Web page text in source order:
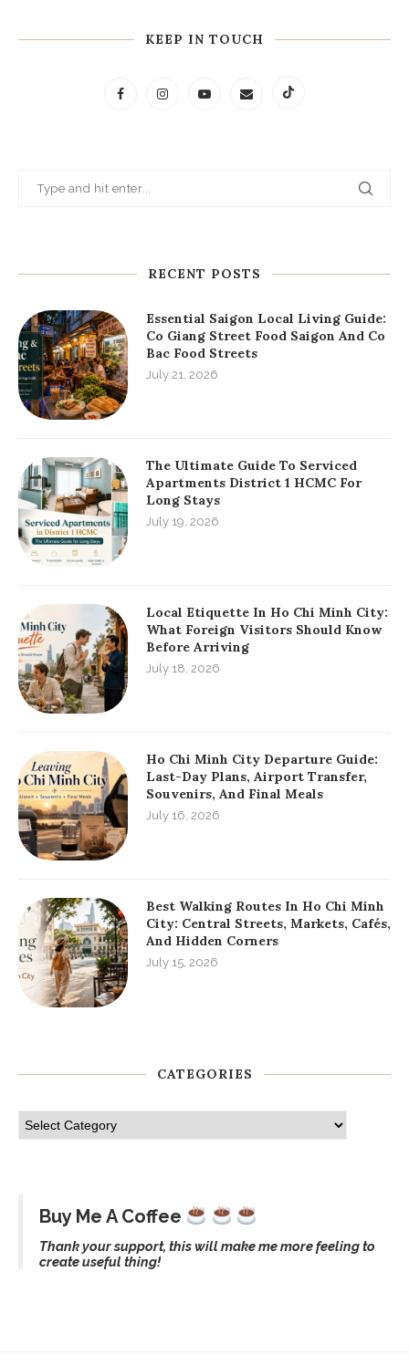
KEEP IN TOUCH
RECENT POSTS
Essential Saigon Local Living Guide:
Co Giang Street Food Saigon And Co
Bac Food Streets
July 21, 2026
The Ultimate Guide To Serviced
Apartments District 1 HCMC For
Long Stays
July 19, 2026
Local Etiquette In Ho Chi Minh City:
What Foreign Visitors Should Know
Before Arriving
July 18, 2026
Ho Chi Minh City Departure Guide:
Last-Day Plans, Airport Transfer,
Souvenirs, And Final Meals
July 16, 2026
Best Walking Routes In Ho Chi Minh
City: Central Streets, Markets, Cafés,
And Hidden Corners
July 15, 2026
CATEGORIES
Buy Me A Coffee
Thank your support, this will make me more feeling to
create useful thing!